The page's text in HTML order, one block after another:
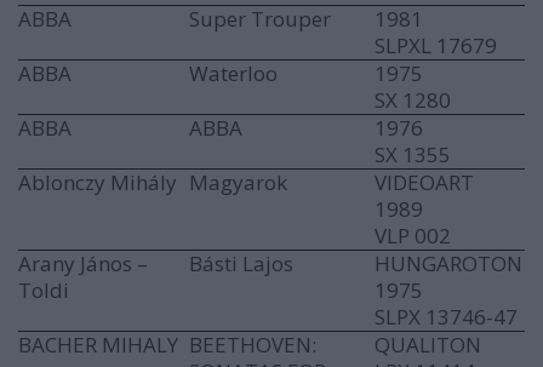
ABBA Super Trouper
1981
SLPXL 17679
ABBA
Waterloo
1975
SX 1280
ABBA
ABBA
1976
SX 1355
Ablonczy Mihály Magyarok
VIDEOART
1989
VLP 002
Arany János –
Toldi
Básti Lajos
HUNGAROTON
1975
SLPX 13746-47
BACHER MIHALY BEETHOVEN:
QUALITON